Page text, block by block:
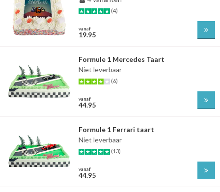
(4)
vanaf
19.95
Formule 1 Mercedes Taart
Niet leverbaar
(6)
vanaf
44.95
Formule 1 Ferrari taart
Niet leverbaar
(13)
vanaf
44.95